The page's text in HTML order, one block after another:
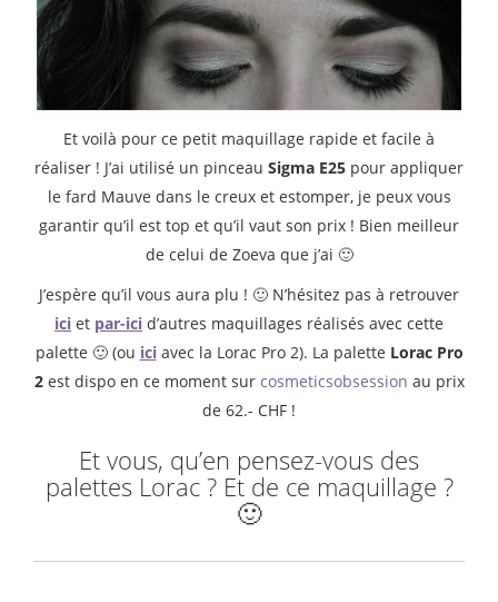
Et voilà pour ce petit maquillage rapide et facile à
réaliser ! J’ai utilisé un pinceau Sigma E25 pour appliquer
le fard Mauve dans le creux et estomper, je peux vous
garantir qu’il est top et qu’il vaut son prix ! Bien meilleur
de celui de Zoeva que j’ai 🙂
J’espère qu’il vous aura plu ! 🙂 N’hésitez pas à retrouver
ici et par-ici d’autres maquillages réalisés avec cette
palette 🙂 (ou iciavec la Lorac Pro 2). La palette Lorac Pro
2est dispo en ce moment sur cosmeticsobsession au prix
de 62.- CHF !
Et vous, qu’en pensez-vous des
palettes Lorac ? Et de ce maquillage ?
🙂